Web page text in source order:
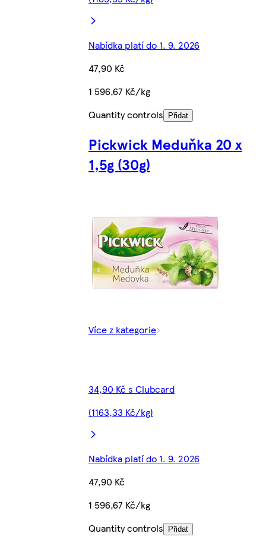
Nabídka platí do 1. 9. 2026
47,90 Kč
1 596,67 Kč/kg
Quantity controls
Přidat
Pickwick Meduňka 20 x
1,5g (30g)
Více z kategorie
34,90 Kč s Clubcard
(1163,33 Kč/kg)
Nabídka platí do 1. 9. 2026
47,90 Kč
1 596,67 Kč/kg
Quantity controls
Přidat